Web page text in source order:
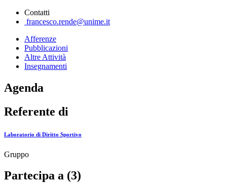
Contatti
francesco.rende@unime.it
Afferenze
Pubblicazioni
Altre Attività
Insegnamenti
Agenda
Referente di
Laboratorio di Diritto Sportivo
Gruppo
Partecipa a (3)